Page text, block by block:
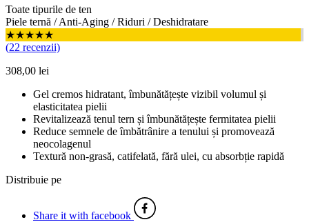
Toate tipurile de ten
Piele ternă / Anti-Aging / Riduri / Deshidratare
★★★★★
(22 recenzii)
308,00 lei
Gel cremos hidratant, îmbunătățește vizibil volumul și
elasticitatea pielii
Revitalizează tenul tern și îmbunătățește fermitatea pielii
Reduce semnele de îmbătrânire a tenului și promovează
neocolagenul
Textură non-grasă, catifelată, fără ulei, cu absorbție rapidă
Distribuie pe
Share it with facebook